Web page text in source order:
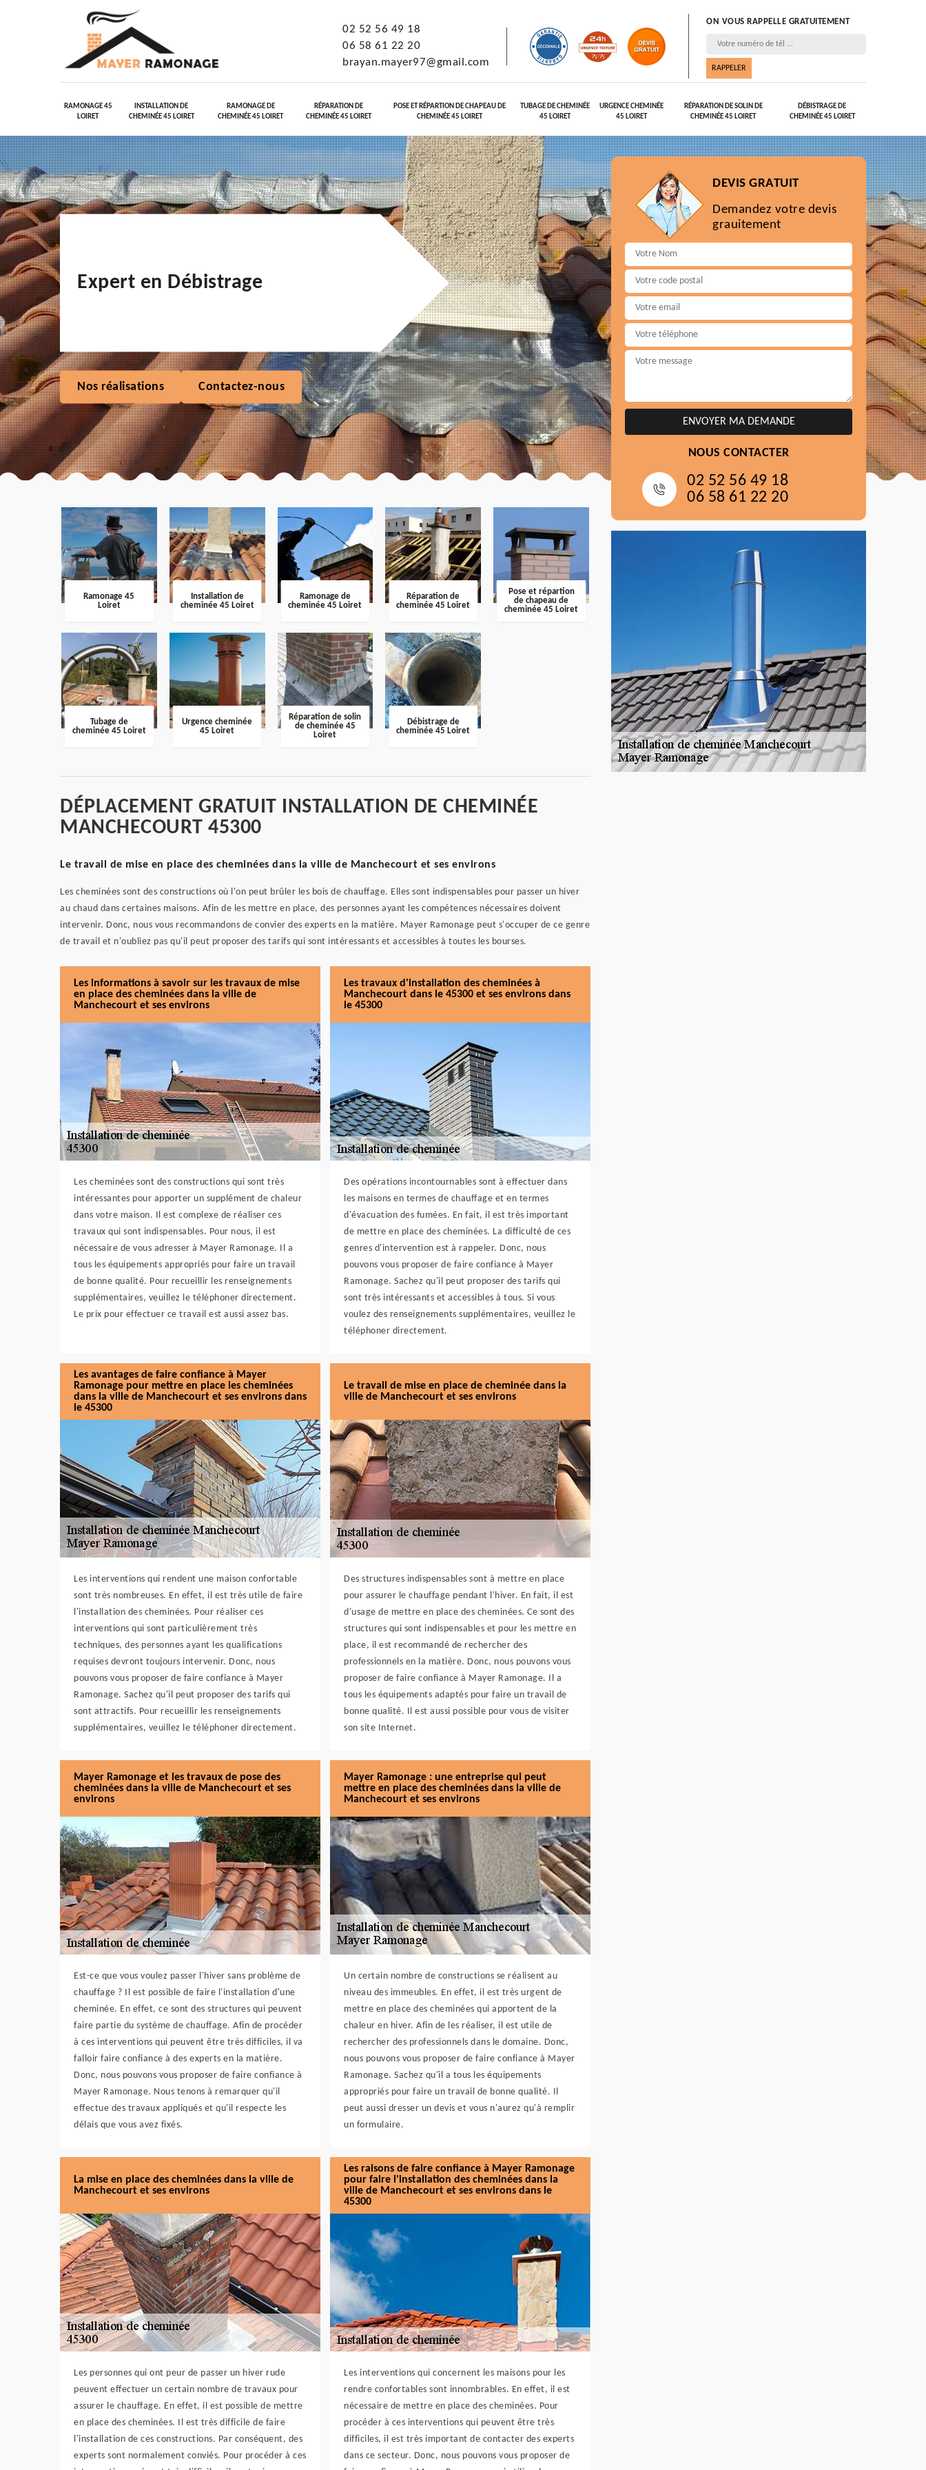
02 52 56 49 18
06 58 61 22 20
brayan.mayer97@gmail.com
ON VOUS RAPPELLE GRATUITEMENT
RAMONAGE 45
LOIRET
INSTALLATION DE
CHEMINÉE 45 LOIRET
RAMONAGE DE
CHEMINÉE 45 LOIRET
RÉPARATION DE
CHEMINÉE 45 LOIRET
POSE ET RÉPARTION DE CHAPEAU DE
CHEMINÉE 45 LOIRET
TUBAGE DE CHEMINÉE
45 LOIRET
URGENCE CHEMINÉE
45 LOIRET
RÉPARATION DE SOLIN DE
CHEMINÉE 45 LOIRET
DÉBISTRAGE DE
CHEMINÉE 45 LOIRET
Expert en Débistrage
Nos réalisations Contactez-nous
Ramonage 45
Loiret
Installation de
cheminée 45 Loiret
Ramonage de
cheminée 45 Loiret
Réparation de
cheminée 45 Loiret
Pose et répartion
de chapeau de
cheminée 45 Loiret
Tubage de
cheminée 45 Loiret
Urgence cheminée
45 Loiret
Réparation de solin
de cheminée 45
Loiret
Débistrage de
cheminée 45 Loiret
DÉPLACEMENT GRATUIT INSTALLATION DE CHEMINÉE
MANCHECOURT 45300
Le travail de mise en place des cheminées dans la ville de Manchecourt et ses environs
Les cheminées sont des constructions où l'on peut brûler les bois de chauffage. Elles sont indispensables pour passer un hiver
au chaud dans certaines maisons. Afin de les mettre en place, des personnes ayant les compétences nécessaires doivent
intervenir. Donc, nous vous recommandons de convier des experts en la matière. Mayer Ramonage peut s'occuper de ce genre
de travail et n'oubliez pas qu'il peut proposer des tarifs qui sont intéressants et accessibles à toutes les bourses.
Les informations à savoir sur les travaux de mise
en place des cheminées dans la ville de
Manchecourt et ses environs
Les cheminées sont des constructions qui sont très
intéressantes pour apporter un supplément de chaleur
dans votre maison. Il est complexe de réaliser ces
travaux qui sont indispensables. Pour nous, il est
nécessaire de vous adresser à Mayer Ramonage. Il a
tous les équipements appropriés pour faire un travail
de bonne qualité. Pour recueillir les renseignements
supplémentaires, veuillez le téléphoner directement.
Le prix pour effectuer ce travail est aussi assez bas.
Les travaux d'installation des cheminées à
Manchecourt dans le 45300 et ses environs dans
le 45300
Des opérations incontournables sont à effectuer dans
les maisons en termes de chauffage et en termes
d'évacuation des fumées. En fait, il est très important
de mettre en place des cheminées. La difficulté de ces
genres d'intervention est à rappeler. Donc, nous
pouvons vous proposer de faire confiance à Mayer
Ramonage. Sachez qu'il peut proposer des tarifs qui
sont très intéressants et accessibles à tous. Si vous
voulez des renseignements supplémentaires, veuillez le
téléphoner directement.
Les avantages de faire confiance à Mayer
Ramonage pour mettre en place les cheminées
dans la ville de Manchecourt et ses environs dans
le 45300
Les interventions qui rendent une maison confortable
sont très nombreuses. En effet, il est très utile de faire
l'installation des cheminées. Pour réaliser ces
interventions qui sont particulièrement très
techniques, des personnes ayant les qualifications
requises devront toujours intervenir. Donc, nous
pouvons vous proposer de faire confiance à Mayer
Ramonage. Sachez qu'il peut proposer des tarifs qui
sont attractifs. Pour recueillir les renseignements
supplémentaires, veuillez le téléphoner directement.
Le travail de mise en place de cheminée dans la
ville de Manchecourt et ses environs
Des structures indispensables sont à mettre en place
pour assurer le chauffage pendant l'hiver. En fait, il est
d'usage de mettre en place des cheminées. Ce sont des
structures qui sont indispensables et pour les mettre en
place, il est recommandé de rechercher des
professionnels en la matière. Donc, nous pouvons vous
proposer de faire confiance à Mayer Ramonage. Il a
tous les équipements adaptés pour faire un travail de
bonne qualité. Il est aussi possible pour vous de visiter
son site Internet.
Mayer Ramonage et les travaux de pose des
cheminées dans la ville de Manchecourt et ses
environs
Est-ce que vous voulez passer l'hiver sans problème de
chauffage ? Il est possible de faire l'installation d'une
cheminée. En effet, ce sont des structures qui peuvent
faire partie du système de chauffage. Afin de procéder
à ces interventions qui peuvent être très difficiles, il va
falloir faire confiance à des experts en la matière.
Donc, nous pouvons vous proposer de faire confiance à
Mayer Ramonage. Nous tenons à remarquer qu'il
effectue des travaux appliqués et qu'il respecte les
délais que vous avez fixés.
Mayer Ramonage : une entreprise qui peut
mettre en place des cheminées dans la ville de
Manchecourt et ses environs
Un certain nombre de constructions se réalisent au
niveau des immeubles. En effet, il est très urgent de
mettre en place des cheminées qui apportent de la
chaleur en hiver. Afin de les réaliser, il est utile de
rechercher des professionnels dans le domaine. Donc,
nous pouvons vous proposer de faire confiance à Mayer
Ramonage. Sachez qu'il a tous les équipements
appropriés pour faire un travail de bonne qualité. Il
peut aussi dresser un devis et vous n'aurez qu'à remplir
un formulaire.
La mise en place des cheminées dans la ville de
Manchecourt et ses environs
Les personnes qui ont peur de passer un hiver rude
peuvent effectuer un certain nombre de travaux pour
assurer le chauffage. En effet, il est possible de mettre
en place des cheminées. Il est très difficile de faire
l'installation de ces constructions. Par conséquent, des
experts sont normalement conviés. Pour procéder à ces
Les raisons de faire confiance à Mayer Ramonage
pour faire l'installation des cheminées dans la
ville de Manchecourt et ses environs dans le
45300
Les interventions qui concernent les maisons pour les
rendre confortables sont innombrables. En effet, il est
nécessaire de mettre en place des cheminées. Pour
procéder à ces interventions qui peuvent être très
difficiles, il est très important de contacter des experts
dans ce secteur. Donc, nous pouvons vous proposer de
DEVIS GRATUIT
Demandez votre devis
grauitement
NOUS CONTACTER
02 52 56 49 18
06 58 61 22 20